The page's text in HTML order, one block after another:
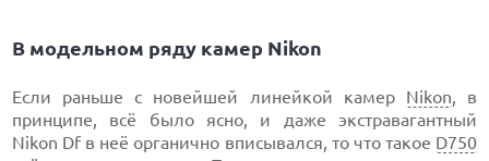
В модельном ряду камер Nikon
Если раньше с новейшей линейкой камер Nikon, в
принципе, всё было ясно, и даже экстравагантный
Nikon Df в неё органично вписывался, то что такое D750